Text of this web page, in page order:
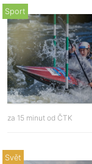
Sport
za 15 minut od ČTK
Svět